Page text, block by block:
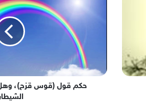
أسماء
الشيطانحكم قول (قوس قزح)،